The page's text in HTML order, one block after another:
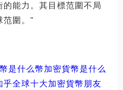
能力。其目標范圍不局
范圍。”
是什么幣加密貨幣是什么
乎全球十大加密貨幣朋友